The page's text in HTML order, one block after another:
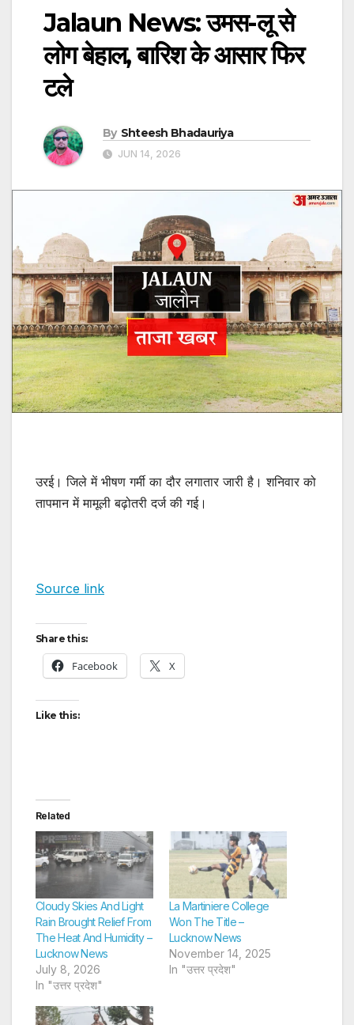
Jalaun News: उमस-लू से
लोग बेहाल, बारिश के आसार फिर
टले
By Shteesh Bhadauriya
JUN 14, 2026
उरई। जिले में भीषण गर्मी का दौर लगातार जारी है। शनिवार को
तापमान में मामूली बढ़ोतरी दर्ज की गई।
Source link
Share this:
Facebook X
Like this:
Related
Cloudy Skies And Light
Rain Brought Relief From
The Heat And Humidity –
Lucknow News
July 8, 2026
In "उत्तर प्रदेश"
La Martiniere College
Won The Title –
Lucknow News
November 14, 2025
In "उत्तर प्रदेश"